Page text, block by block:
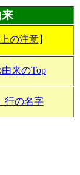
来
の注意】
来のTop
行の名字